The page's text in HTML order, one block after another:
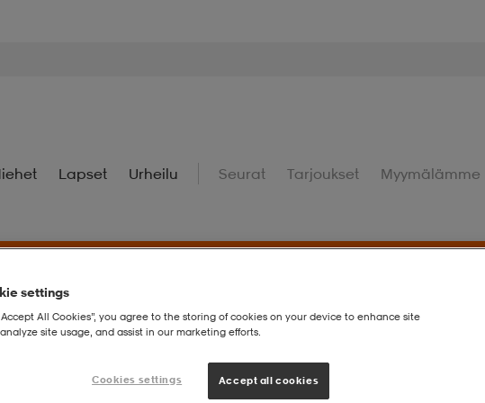
Lapset Urheilu Seurat Tarjoukset Myymälämme
– Löydä valikoidut suosikit huippuedulliseen hintaan. Tarjoukseen
settings
All Cookies”, you agree to the storing of cookies on your device to enhance site
site usage, and assist in our marketing efforts.
Cookies settings Accept all cookies